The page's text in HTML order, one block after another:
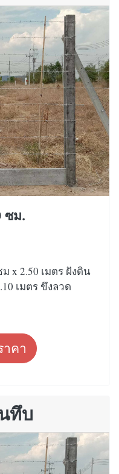
ซม.
x 2.50 เมตร ฝังดิน
เมตร ขึงลวด
าคา
ทึบ